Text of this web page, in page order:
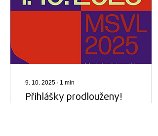
9. 10. 2025 ∙ 1 min
Přihlášky prodlouženy!